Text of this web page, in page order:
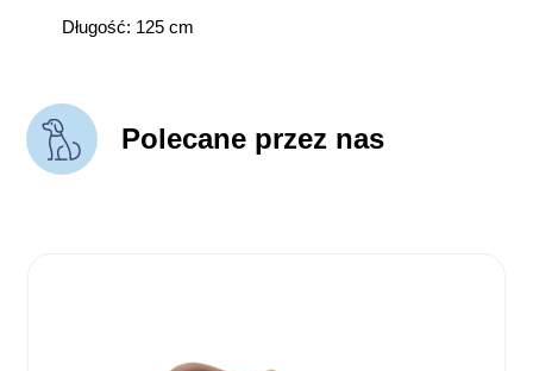
Długość: 125 cm
Polecane przez nas